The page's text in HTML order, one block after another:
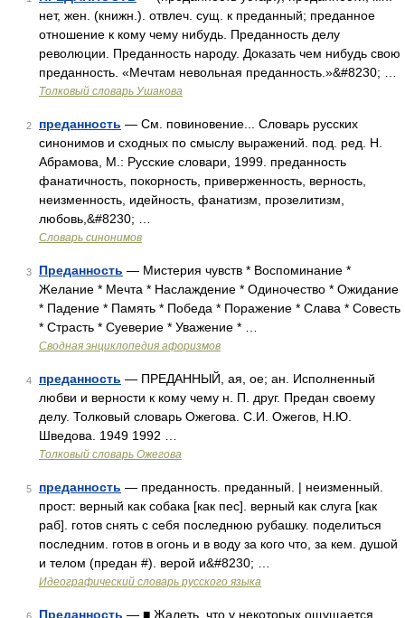
нет, жен. (книжн.). отвлеч. сущ. к преданный; преданное
отношение к кому чему нибудь. Преданность делу
революции. Преданность народу. Доказать чем нибудь свою
преданность. «Мечтам невольная преданность.»&#8230; …
Толковый словарь Ушакова
2 преданность — См. повиновение... Словарь русских
синонимов и сходных по смыслу выражений. под. ред. Н.
Абрамова, М.: Русские словари, 1999. преданность
фанатичность, покорность, приверженность, верность,
неизменность, идейность, фанатизм, прозелитизм,
любовь,&#8230; …
Словарь синонимов
3 Преданность — Мистерия чувств * Воспоминание *
Желание * Мечта * Наслаждение * Одиночество * Ожидание
* Падение * Память * Победа * Поражение * Слава * Совесть
* Страсть * Суеверие * Уважение * …
Сводная энциклопедия афоризмов
4 преданность — ПРЕДАННЫЙ, ая, ое; ан. Исполненный
любви и верности к кому чему н. П. друг. Предан своему
делу. Толковый словарь Ожегова. С.И. Ожегов, Н.Ю.
Шведова. 1949 1992 …
Толковый словарь Ожегова
5 преданность — преданность. преданный. | неизменный.
прост: верный как собака [как пес]. верный как слуга [как
раб]. готов снять с себя последнюю рубашку. поделиться
последним. готов в огонь и в воду за кого что, за кем. душой
и телом (предан #). верой и&#8230; …
Идеографический словарь русского языка
Преданность — ■ Жалеть, что у некоторых ощущается